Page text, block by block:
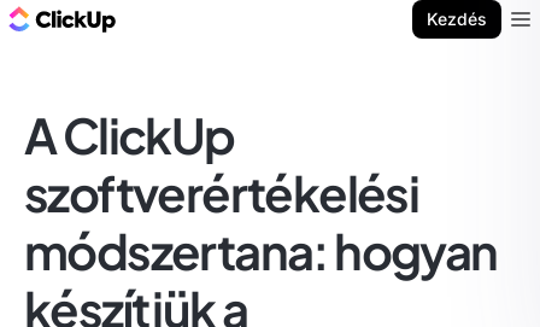
Kezdés
A ClickUp
szoftverértékelési
módszertana: hogyan
készítjük a